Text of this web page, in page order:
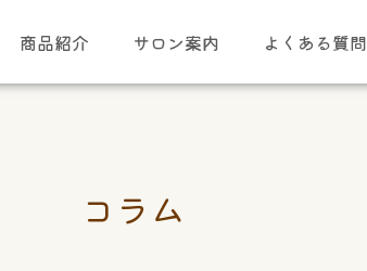
商品紹介 サロン案内 よくある質問
コラム